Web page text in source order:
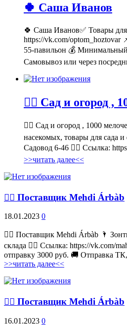
🍀 Саша Иванов
🍀 Саша Иванов✅ Товары для
https://vk.com/optom_hoztovar
55-павильон 💰 Минимальный
Самовывоз или через
💁‍♂ Сад и огород ,
💁‍♂ Сад и огород , 1000
насекомых, товары для сада
Садовод 6-46 👉🏻 Ссылка:
>>читать далее<<
💁‍♂ Поставщик Mehdi Árbàb
18.01.2023 0
💁‍♂ Поставщик Mehdi Árbàb 🌂
склада 👉🏻 Ссылка: https://vk.com/
отправку 3000 руб. 🚚 Отправка
>>читать далее<<
💁‍♂ Поставщик Mehdi Árbàb
16.01.2023 0